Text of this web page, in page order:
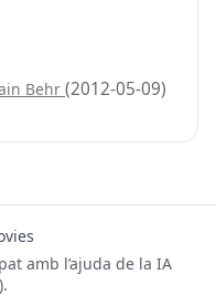
Behr (2012-05-09)
amb l’ajuda de la IA